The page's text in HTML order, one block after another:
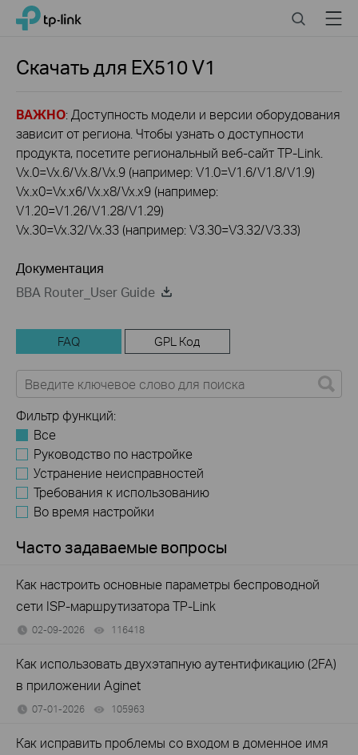
Click
navigation
TP-Link, Reliably Smart SearchMenu
Скачать для EX510V1
ВАЖНО: Доступность модели и версии оборудования
зависит от региона. Чтобы узнать о доступности
продукта, посетите региональный веб-сайт TP-Link.
Vx.0=Vx.6/Vx.8/Vx.9 (например: V1.0=V1.6/V1.8/V1.9)
Vx.x0=Vx.x6/Vx.x8/Vx.x9 (например:
V1.20=V1.26/V1.28/V1.29)
Vx.30=Vx.32/Vx.33 (например: V3.30=V3.32/V3.33)
Документация
BBA Router_User Guide
FAQ GPL Код
Фильтр функций:
Все
Руководство по настройке
Устранение неисправностей
Требования к использованию
Во время настройки
Часто задаваемые вопросы
Как настроить основные параметры беспроводной
сети ISP-маршрутизатора TP-Link
02-09-2026 116418
Как использовать двухэтапную аутентификацию (2FA)
в приложении Aginet
07-01-2026 105963
Как исправить проблемы со входом в доменное имя